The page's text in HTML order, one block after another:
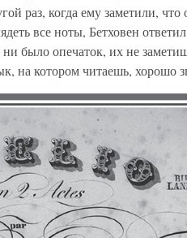
раз, когда ему заметили, что
все ноты, Бетховен
было опечаток, их не
на котором читаешь, хорошо